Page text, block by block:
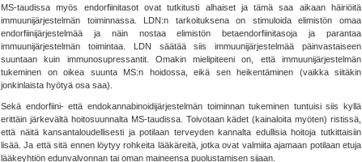
MS-taudissa myös endorfiinitasot ovat tutkitusti alhaiset ja tämä saa aikaan häiriöitä
immuunijärjestelmän toiminnassa. LDN:n tarkoituksena on stimuloida elimistön omaa
endorfiinijärjestelmää ja näin nostaa elimistön betaendorfiinitasoja ja parantaa
immuunijärjestelmän toimintaa. LDN säätää siis immuunijärjestelmää päinvastaiseen
suuntaan kuin immunosupressantit. Omakin mielipiteeni on, että immuunijärjestelmän
tukeminen on oikea suunta MS:n hoidossa, eikä sen heikentäminen (vaikka siitäkin
jonkinlaista hyötyä osa saa).
Sekä endorfiini- että endokannabinoidijärjestelmän toiminnan tukeminen tuntuisi siis kyllä
erittäin järkevältä hoitosuunnalta MS-taudissa. Toivotaan kädet (kainaloita myöten) ristissä,
että näitä kansantaloudellisesti ja potilaan terveyden kannalta edullisia hoitoja tutkittaisiin
lisää. Ja että sitä ennen löytyy rohkeita lääkäreitä, jotka ovat valmiita ajamaan potilaan etuja
lääkeyhtiön edunvalvonnan tai oman maineensa puolustamisen sijaan.